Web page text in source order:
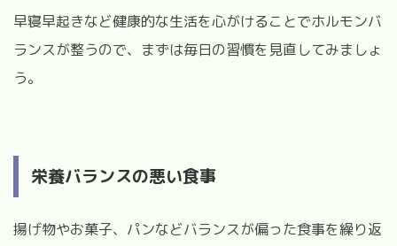
早寝早起きなど健康的な生活を心がけることでホルモンバ
ランスが整うので、まずは毎日の習慣を見直してみましょ
う。
栄養バランスの悪い食事
揚げ物やお菓子、パンなどバランスが偏った食事を繰り返